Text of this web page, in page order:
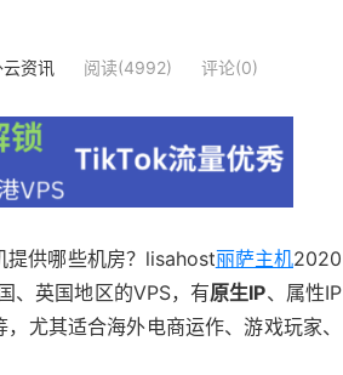
资讯 阅读(4992) 评论(0)
提供哪些机房？lisahost丽萨主机2020
、英国地区的VPS，有原生IP、属性IP
尤其适合海外电商运作、游戏玩家、